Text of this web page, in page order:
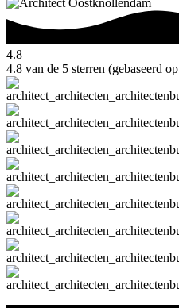
4.8
4.8 van de 5 sterren (gebaseerd op